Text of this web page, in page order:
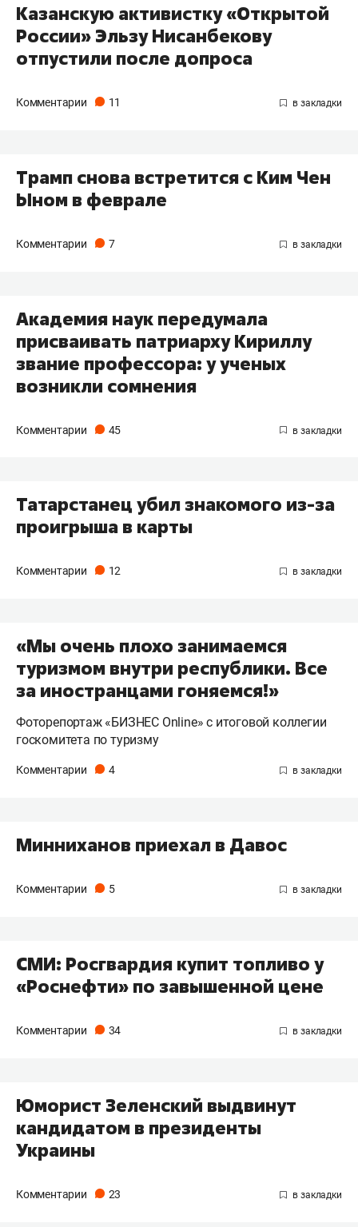
Казанскую активистку «Открытой
России» Эльзу Нисанбекову
отпустили после допроса
Комментарии 11
Трамп снова встретится с Ким Чен
Ыном в феврале
Комментарии 7
Академия наук передумала
присваивать патриарху Кириллу
звание профессора: у ученых
возникли сомнения
Комментарии 45
​Татарстанец убил знакомого из-за
проигрыша в карты
Комментарии 12
«Мы очень плохо занимаемся
туризмом внутри республики. Все
за иностранцами гоняемся!»
Фоторепортаж «БИЗНЕС Online» с итоговой коллегии
госкомитета по туризму
Комментарии 4
Минниханов приехал в Давос
Комментарии 5
СМИ: Росгвардия купит топливо у
«Роснефти» по завышенной цене
Комментарии 34
Юморист Зеленский выдвинут
кандидатом в президенты
Украины
Комментарии 23